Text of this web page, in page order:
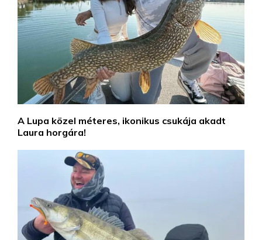
A Lupa közel méteres, ikonikus csukája akadt
Laura horgára!